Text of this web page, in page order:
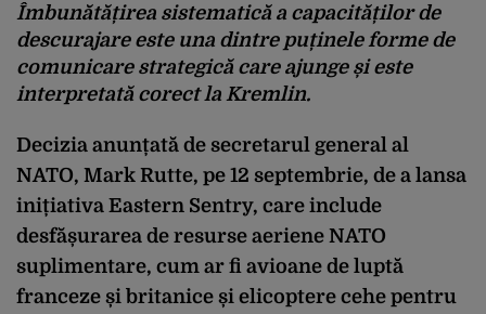
Îmbunătățirea sistematică a capacităților de
descurajare este una dintre puținele forme de
comunicare strategică care ajunge și este
interpretată corect la Kremlin.
Decizia anunțată de secretarul general al
NATO, Mark Rutte, pe 12 septembrie, de a lansa
inițiativa Eastern Sentry, care include
desfășurarea de resurse aeriene NATO
suplimentare, cum ar fi avioane de luptă
franceze și britanice și elicoptere cehe pentru